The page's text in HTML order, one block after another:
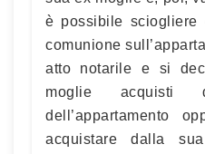
è possibile sciogliere
comunione
atto notarile e si
moglie
dell’appartamento
acquistare dalla